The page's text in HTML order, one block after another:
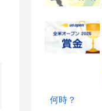
何時？